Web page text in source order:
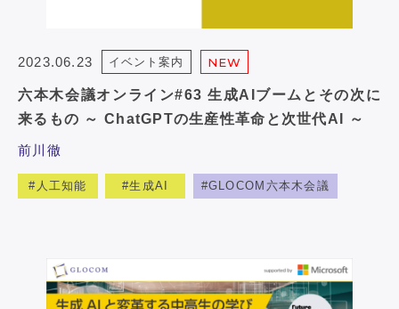
2023.06.23 イベント案内 NEW
六本木会議オンライン#63 生成AIブームとその次に
来るもの ～ ChatGPTの生産性革命と次世代AI ～
前川徹
人工知能 生成AI GLOCOM六本木会議